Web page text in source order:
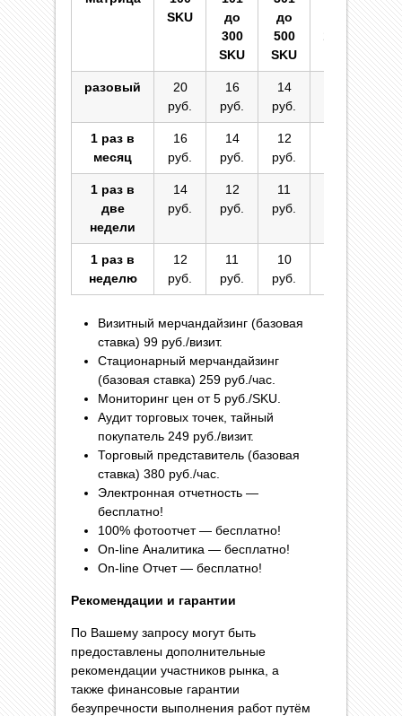
SKU
до
300
SKU
до
500
SKU
разовый
20
руб.
16
руб.
14
руб.
1 раз в
месяц
16
руб.
14
руб.
12
руб.
1 раз в
две
недели
14
руб.
12
руб.
11
руб.
1 раз в
неделю
12
руб.
11
руб.
10
руб.
Визитный мерчандайзинг (базовая
ставка) 99 руб./визит.
Стационарный мерчандайзинг
(базовая ставка) 259 руб./час.
Мониторинг цен от 5 руб./SKU.
Аудит торговых точек, тайный
покупатель 249 руб./визит.
Торговый представитель (базовая
ставка) 380 руб./час.
Электронная отчетность —
бесплатно!
100% фотоотчет — бесплатно!
On-line Аналитика — бесплатно!
On-line Отчет — бесплатно!
Рекомендации и гарантии
По Вашему запросу могут быть
предоставлены дополнительные
рекомендации участников рынка, а
также финансовые гарантии
безупречности выполнения работ путём